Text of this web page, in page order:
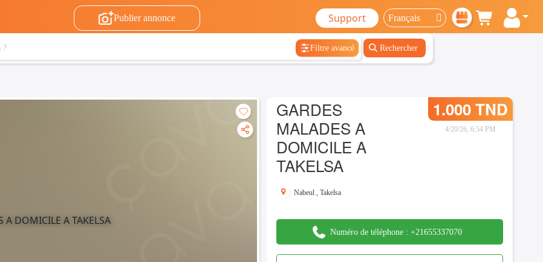
Publier annonce Support
Filtre avancé Rechercher
GARDES
MALADES A
DOMICILE A
TAKELSA
1.000 TND
4/20/26, 6:54 PM
Nabeul ,Takelsa
Numéro de téléphone :+21655337070